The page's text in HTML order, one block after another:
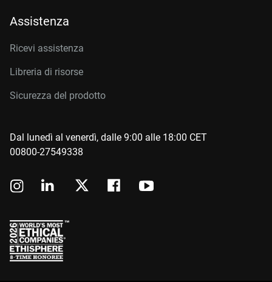
Assistenza
Ricevi assistenza
Libreria di risorse
Sicurezza del prodotto
Dal lunedì al venerdì, dalle 9:00 alle 18:00 CET
00800-27549338